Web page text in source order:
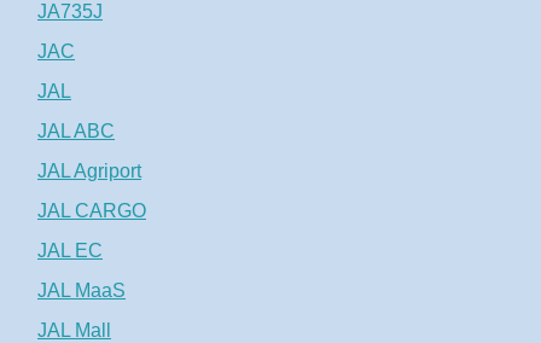
JA735J
JAC
JAL
JAL ABC
JAL Agriport
JAL CARGO
JAL EC
JAL MaaS
JAL Mall